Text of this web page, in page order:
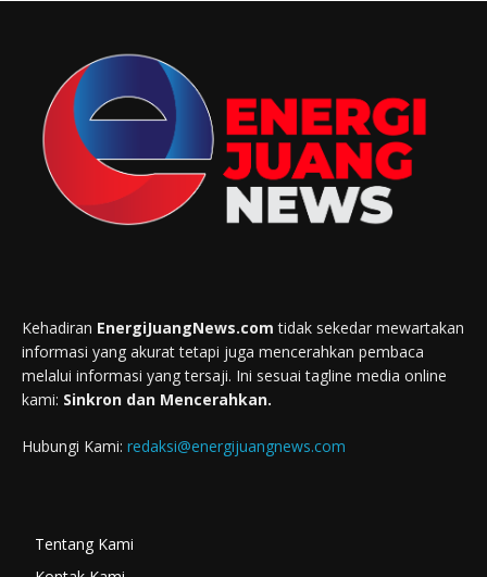
Kehadiran EnergiJuangNews.com tidak sekedar mewartakan
informasi yang akurat tetapi juga mencerahkan pembaca
melalui informasi yang tersaji. Ini sesuai tagline media online
kami: Sinkron dan Mencerahkan.
Hubungi Kami: redaksi@energijuangnews.com
Tentang Kami